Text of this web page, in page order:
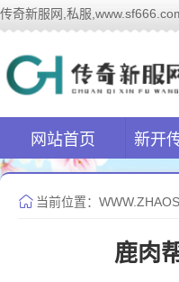
传奇新服网,私服
网站首页 新开
当前位置：
鹿肉